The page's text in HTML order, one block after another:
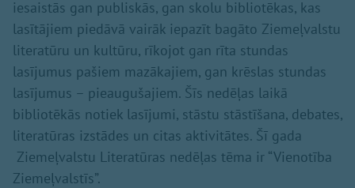
iesaistās gan publiskās, gan skolu bibliotēkas, kas
lasītājiem piedāvā vairāk iepazīt bagāto Ziemeļvalstu
literatūru un kultūru, rīkojot gan rīta stundas
lasījumus pašiem mazākajiem, gan krēslas stundas
lasījumus – pieaugušajiem. Šīs nedēļas laikā
bibliotēkās notiek lasījumi, stāstu stāstīšana, debates,
literatūras izstādes un citas aktivitātes. Šī gada
Ziemeļvalstu Literatūras nedēļas tēma ir “Vienotība
Ziemeļvalstīs”.